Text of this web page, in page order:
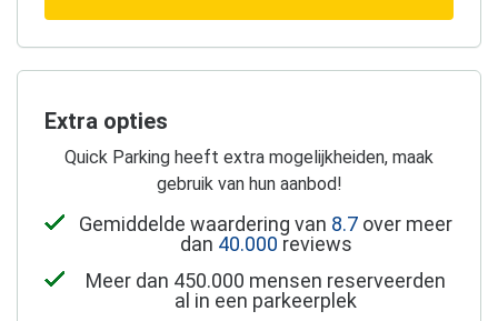
Extra opties
Quick Parking heeft extra mogelijkheiden, maak
gebruik van hun aanbod!
Gemiddelde waardering van 8.7 over meer
dan 40.000 reviews
Meer dan 450.000 mensen reserveerden
al in een parkeerplek